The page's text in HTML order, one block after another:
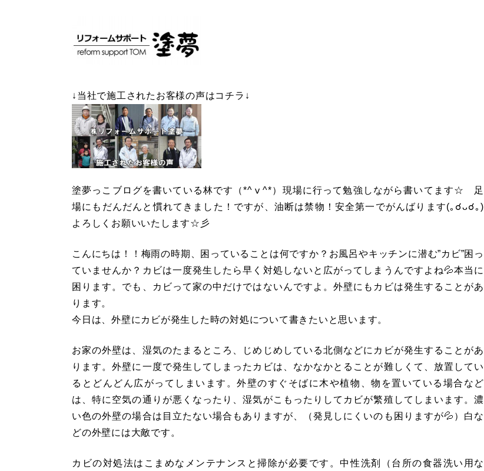
↓当社で施工されたお客様の声はコチラ↓
塗夢っこブログを書いている林です（*^ⅴ^*）現場に行って勉強しながら書いてます☆ 足
場にもだんだんと慣れてきました！ですが、油断は禁物！安全第一でがんばります(｡☌ᴗ☌｡)
よろしくお願いいたします☆彡
こんにちは！！梅雨の時期、困っていることは何ですか？お風呂やキッチンに潜む”カビ”困っ
ていませんか？カビは一度発生したら早く対処しないと広がってしまうんですよね💦本当に
困ります。でも、カビって家の中だけではないんですよ。外壁にもカビは発生することがあ
ります。
今日は、外壁にカビが発生した時の対処について書きたいと思います。
お家の外壁は、湿気のたまるところ、じめじめしている北側などにカビが発生することがあ
ります。外壁に一度で発生してしまったカビは、なかなかとることが難しくて、放置してい
るとどんどん広がってしまいます。外壁のすぐそばに木や植物、物を置いている場合など
は、特に空気の通りが悪くなったり、湿気がこもったりしてカビが繁殖してしまいます。濃
い色の外壁の場合は目立たない場合もありますが、（発見しにくいのも困りますが💦）白な
どの外壁には大敵です。
カビの対処法はこまめなメンテナンスと掃除が必要です。中性洗剤（台所の食器洗い用な